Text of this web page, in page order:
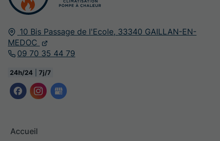
10 Bis Passage de l'Ecole, 33340 GAILLAN-EN-
MEDOC
09 70 35 44 79
24h/24 |7j/7
Accueil